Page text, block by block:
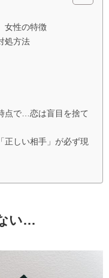
女性の特徴
処方法
点で…恋は盲目を捨て
正しい相手」が必ず現
い…